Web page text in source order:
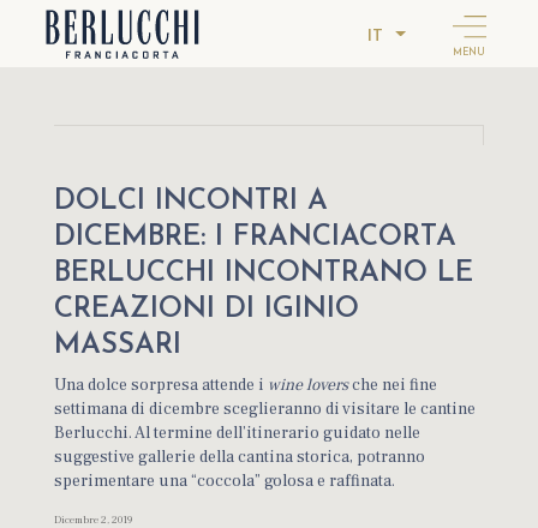
IT
MENU
DOLCI INCONTRI A
DICEMBRE: I FRANCIACORTA
BERLUCCHI INCONTRANO LE
CREAZIONI DI IGINIO
MASSARI
Una dolce sorpresa attende i wine loversche nei fine
settimana di dicembre sceglieranno di visitare le cantine
Berlucchi. Al termine dell’itinerario guidato nelle
suggestive gallerie della cantina storica, potranno
sperimentare una “coccola” golosa e raffinata.
Dicembre 2, 2019